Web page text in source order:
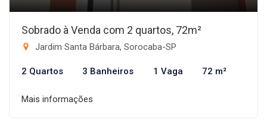
Sobrado à Venda com 2 quartos, 72m²
Jardim Santa Bárbara, Sorocaba-SP
2 Quartos 3 Banheiros 1 Vaga 72 m²
Mais informações